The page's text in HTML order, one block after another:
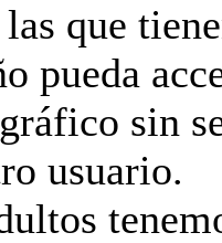
las que
pueda
sin
usuario.